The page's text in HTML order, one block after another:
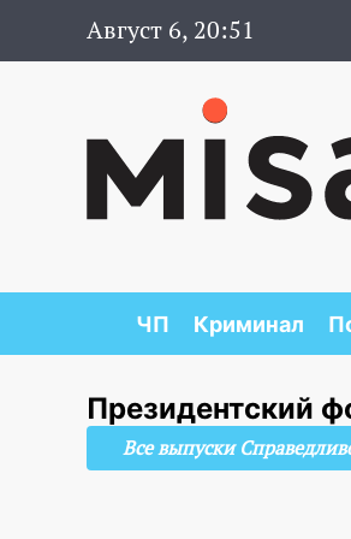
Август 6, 20:51
ЧП Криминал
Президентский
Все выпуски